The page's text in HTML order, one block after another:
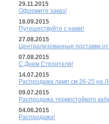
29.11.2015
Оформите заказ!
18.09.2015
Путешествуйте с нами!
27.08.2015
Централизованные поставки
07.08.2015
С Днем Строителя!
14.07.2015
Распродажа ламп см 26-25 на
09.07.2015
Распродажа термостойкого
04.06.2015
Распродажа!